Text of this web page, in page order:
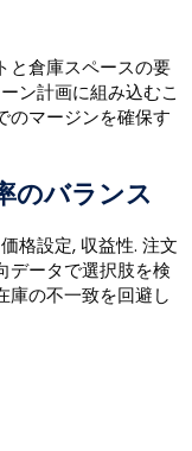
と倉庫スペースの要
ン計画に組み込むこ
のマージンを確保す
のバランス
格設定, 収益性. 注文
データで選択肢を検
庫の不一致を回避し